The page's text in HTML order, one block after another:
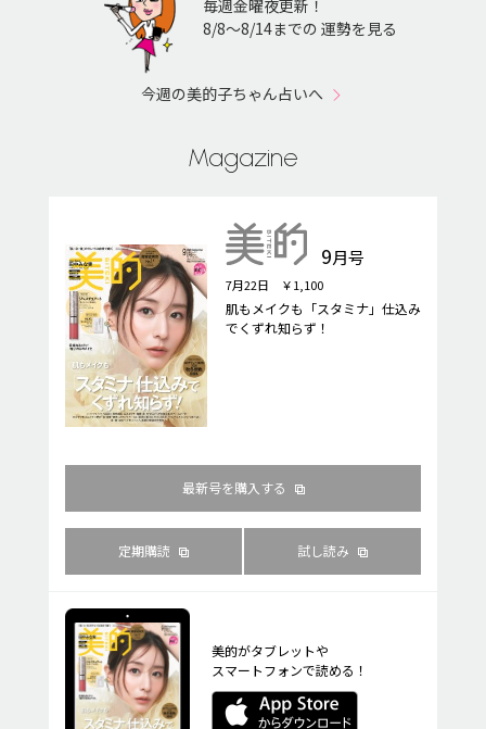
毎週金曜夜更新！
8/8〜8/14までの 運勢を見る
今週の美的子ちゃん占いへ
Magazine
9月号
7月22日 ￥1,100
肌もメイクも「スタミナ」仕込み
でくずれ知らず！
最新号を購入する
定期購読 試し読み
美的がタブレットや
スマートフォンで読める！